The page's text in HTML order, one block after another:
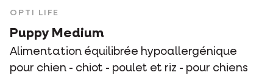
OPTI LIFE
Puppy Medium
Alimentation équilibrée hypoallergénique
pour chien - chiot - poulet et riz - pour chiens